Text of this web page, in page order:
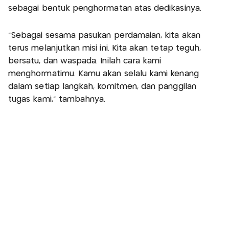
sebagai bentuk penghormatan atas dedikasinya.
“Sebagai sesama pasukan perdamaian, kita akan
terus melanjutkan misi ini. Kita akan tetap teguh,
bersatu, dan waspada. Inilah cara kami
menghormatimu. Kamu akan selalu kami kenang
dalam setiap langkah, komitmen, dan panggilan
tugas kami,” tambahnya.